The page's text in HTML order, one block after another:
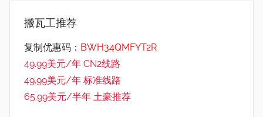
搬瓦工推荐
复制优惠码： BWH34QMFYT2R
49.99美元/年 CN2线路
49.99美元/年 标准线路
65.99美元/半年 土豪推荐